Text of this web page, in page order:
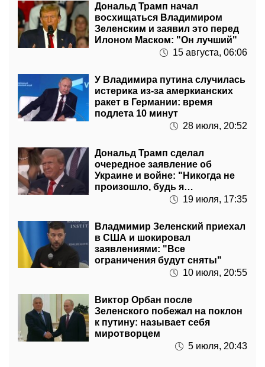
Дональд Трамп начал
восхищаться Владимиром
Зеленским и заявил это перед
Илоном Маском: "Он лучший"
15 августа, 06:06
У Владимира путина случилась
истерика из-за амеркианских
ракет в Германии: время
подлета 10 минут
28 июля, 20:52
Дональд Трамп сделал
очередное заявление об
Украине и войне: "Никогда не
произошло, будь я
19 июля, 17:35
Владмимир Зеленский приехал
в США и шокировал
заявлениями: "Все
ограничения будут сняты"
10 июля, 20:55
Виктор Орбан после
Зеленского побежал на поклон
к путину: называет себя
миротворцем
5 июля, 20:43